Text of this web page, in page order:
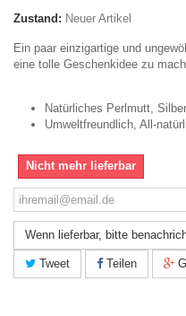
Zustand: Neuer Artikel
Ein paar einzigartige und
eine tolle Geschenkidee zu
Natürliches Perlmutt,
Umweltfreundlich, All-
Nicht mehr lieferbar
Wenn lieferbar, bitte
Tweet Teilen